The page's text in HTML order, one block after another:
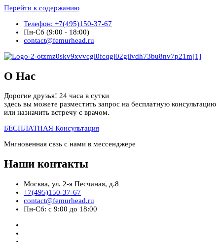
Перейти к содержанию
Телефон: +7(495)150-37-67
Пн-Сб (9:00 - 18:00)
contact@femurhead.ru
О Нас
Дорогие друзья! 24 часа в сутки
здесь вы можете разместить запрос на бесплатную консультацию
или назначить встречу с врачом.
БЕСПЛАТНАЯ Консультация
Мнгновенная свзь с нами в мессенджере
Наши контакты
Москва, ул. 2-я Песчаная, д.8
+7(495)150-37-67
contact@femurhead.ru
Пн-Сб: с 9:00 до 18:00